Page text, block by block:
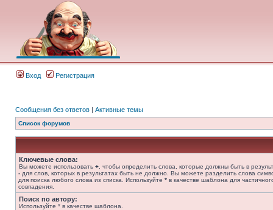
Вход Регистрация
Сообщения без ответов | Активные темы
Список форумов
Ключевые слова:
Вы можете использовать + , чтобы определить слова, которые должны быть в
- для слов, которых в результатах быть не должно. Вы можете разделить слова
для поиска любого слова из списка. Используйте * в качестве шаблона для
совпадения.
Поиск по автору:
Используйте * в качестве шаблона.